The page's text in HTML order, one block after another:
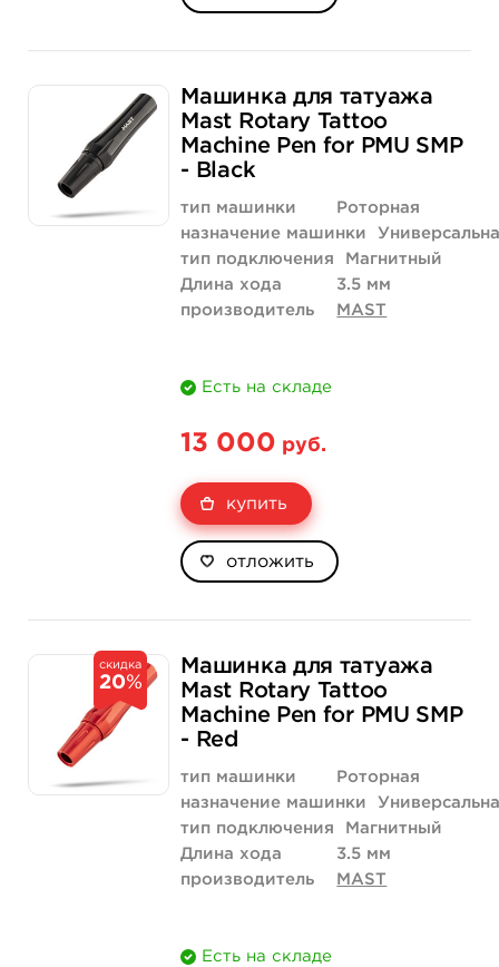
Машинка для татуажа
Mast Rotary Tattoo
Machine Pen for PMU SMP
- Black
тип машинки
Роторная
назначение машинки
тип подключения
Магнитный
Длина хода
3.5 мм
производитель
MAST
Есть на складе
13 000 руб.
купить
отложить
скидка
20%
Машинка для татуажа
Mast Rotary Tattoo
Machine Pen for PMU SMP
- Red
тип машинки
Роторная
назначение машинки
тип подключения
Магнитный
Длина хода
3.5 мм
производитель
MAST
Есть на складе